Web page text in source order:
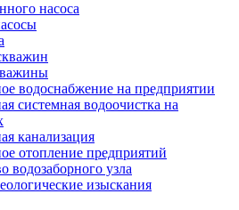
насоса
водоснабжение на предприятии
системная водоочистка на
канализация
отопление предприятий
водозаборного узла
изыскания